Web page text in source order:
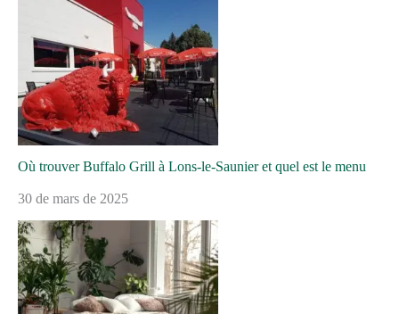
Où trouver Buffalo Grill à Lons-le-Saunier et quel est le menu
30 de mars de 2025